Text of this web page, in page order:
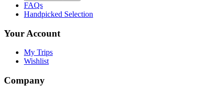
FAQs
Handpicked Selection
Your Account
My Trips
Wishlist
Company